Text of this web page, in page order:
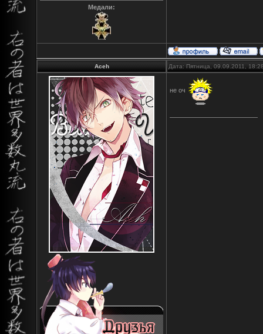
Медали:
Aceh Дата: Пятница, 09.09.2011,
не оч